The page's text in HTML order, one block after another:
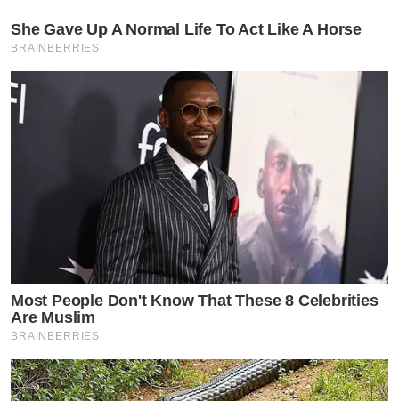
She Gave Up A Normal Life To Act Like A Horse
BRAINBERRIES
Most People Don't Know That These 8 Celebrities
Are Muslim
BRAINBERRIES